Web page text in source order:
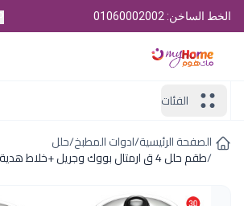
الخط الساخن: 01060002002
الفئات
الصفحة الرئيسية/ادوات المطبخ/حلل
/طقم حلل 4 ق ارمتال بووك وجريل +خلاط هدية